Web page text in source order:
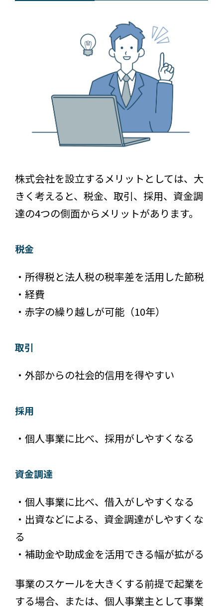
株式会社を設立するメリットとしては、大
きく考えると、税金、取引、採用、資金調
達の4つの側面からメリットがあります。
税金
・所得税と法人税の税率差を活用した節税
・経費
・赤字の繰り越しが可能（10年）
取引
・外部からの社会的信用を得やすい
採用
・個人事業に比べ、採用がしやすくなる
資金調達
・個人事業に比べ、借入がしやすくなる
・出資などによる、資金調達がしやすくな
る
・補助金や助成金を活用できる幅が拡がる
事業のスケールを大きくする前提で起業を
する場合、または、個人事業主として事業